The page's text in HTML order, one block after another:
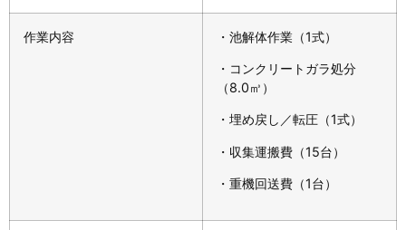
作業内容 ・池解体作業（1式）
・コンクリートガラ処分
（8.0㎥）
・埋め戻し／転圧（1式）
・収集運搬費（15台）
・重機回送費（1台）